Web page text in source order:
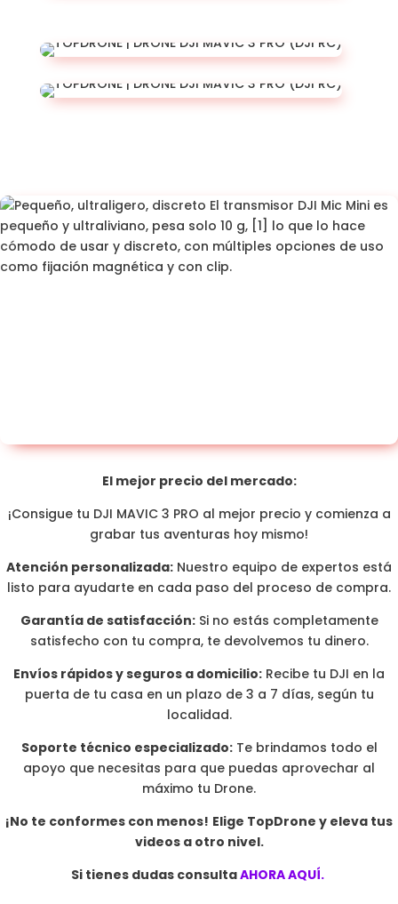
El mejor precio del mercado:
¡Consigue tu DJI MAVIC 3 PRO al mejor precio y comienza a
grabar tus aventuras hoy mismo!
Atención personalizada: Nuestro equipo de expertos está
listo para ayudarte en cada paso del proceso de compra.
Garantía de satisfacción:Si no estás completamente
satisfecho con tu compra, te devolvemos tu dinero.
Envíos rápidos y seguros a domicilio: Recibe tu DJI en la
puerta de tu casa en un plazo de 3 a 7 días, según tu
localidad.
Soporte técnico especializado:Te brindamos todo el
apoyo que necesitas para que puedas aprovechar al
máximo tu Drone.
¡No te conformes con menos! Elige TopDrone y eleva tus
videos a otro nivel.
Si tienes dudas consultaAHORA AQUÍ.